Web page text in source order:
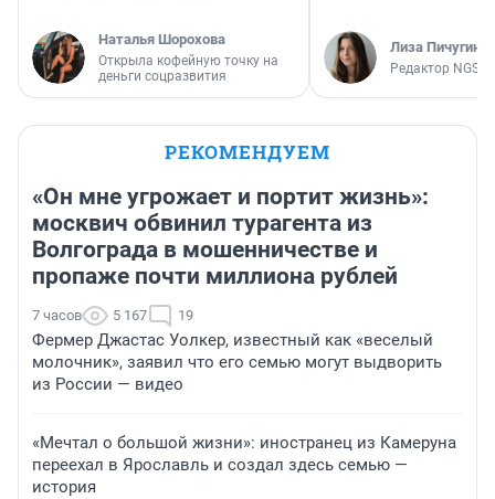
Наталья Шорохова
Открыла кофейную точку на
деньги соцразвития
Лиза Пичугина
Редактор
РЕКОМЕНДУЕМ
«Он мне угрожает и портит жизнь»:
москвич обвинил турагента из
Волгограда в мошенничестве и
пропаже почти миллиона рублей
7 часов 5 167 19
Фермер Джастас Уолкер, известный как «веселый
молочник», заявил что его семью могут выдворить
из России — видео
«Мечтал о большой жизни»: иностранец из Камеруна
переехал в Ярославль и создал здесь семью —
история